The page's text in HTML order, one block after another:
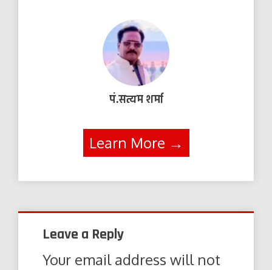
पं.सत्यम शर्मा
Learn More →
Leave a Reply
Your email address will not